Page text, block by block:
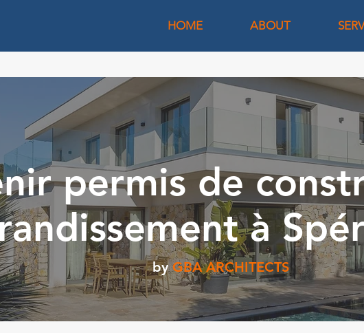
HOME ABOUT
permis de
à
by GBA ARCHITECTS